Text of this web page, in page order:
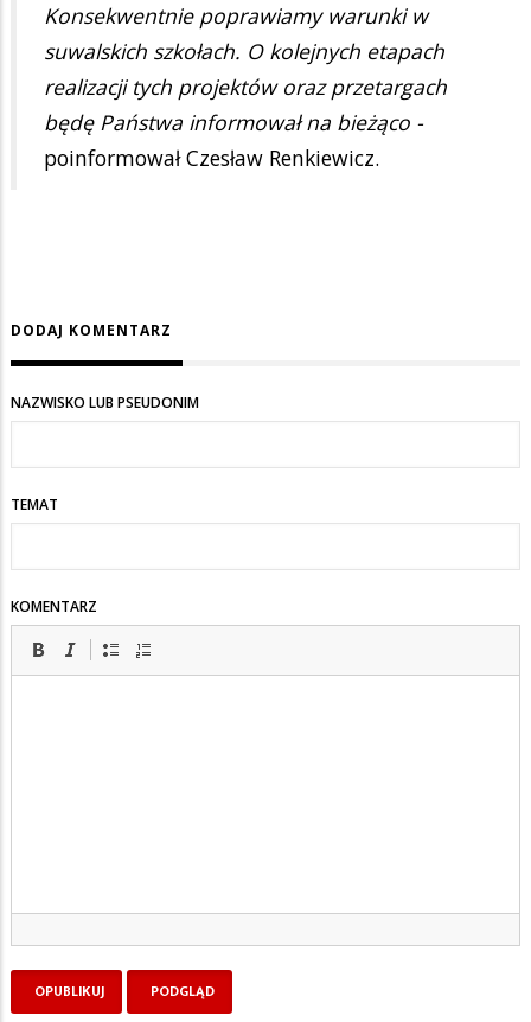
Konsekwentnie poprawiamy warunki w
suwalskich szkołach. O kolejnych etapach
realizacji tych projektów oraz przetargach
będę Państwa informował na bieżąco -
poinformował Czesław Renkiewicz.
DODAJ KOMENTARZ
NAZWISKO LUB PSEUDONIM
TEMAT
KOMENTARZ